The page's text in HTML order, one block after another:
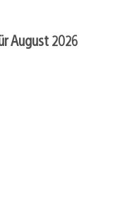
August 2026